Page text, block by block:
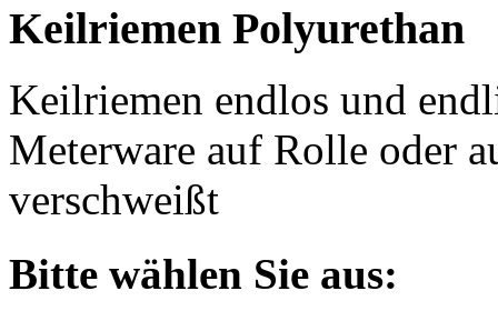
Keilriemen Polyurethan
Keilriemen endlos und
Meterware auf Rolle oder
verschweißt
Bitte wählen Sie aus: